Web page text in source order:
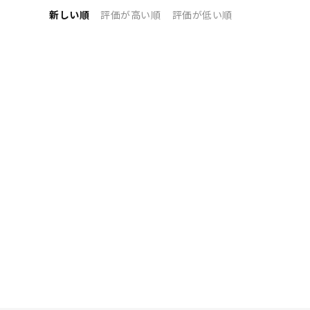
新しい順 評価が高い順 評価が低い順